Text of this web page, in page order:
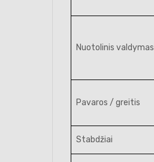
Nuotolinis valdymas
Pavaros / greitis
Stabdžiai